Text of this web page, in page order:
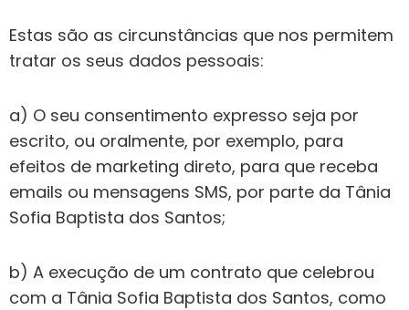
Estas são as circunstâncias que nos permitem
tratar os seus dados pessoais:
a) O seu consentimento expresso seja por
escrito, ou oralmente, por exemplo, para
efeitos de marketing direto, para que receba
emails ou mensagens SMS, por parte da Tânia
Sofia Baptista dos Santos;
b) A execução de um contrato que celebrou
com a Tânia Sofia Baptista dos Santos, como